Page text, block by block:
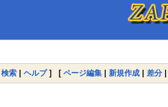
検索 | ヘルプ] [ ページ編集 | 新規作成 | 差分 |